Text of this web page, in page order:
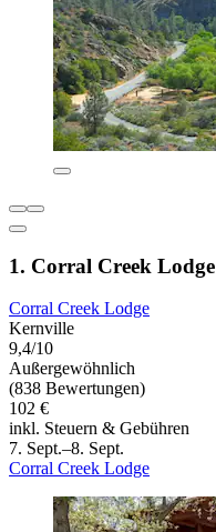
1. Corral Creek Lodge
Corral Creek Lodge
Kernville
9,4/10
Außergewöhnlich
(838 Bewertungen)
102 €
inkl. Steuern & Gebühren
7. Sept.–8. Sept.
Corral Creek Lodge